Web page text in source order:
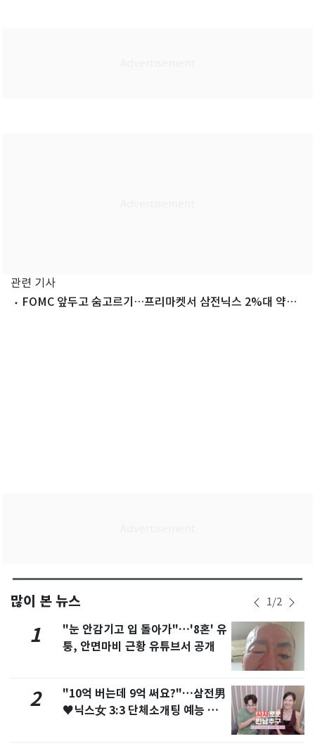
관련 기사
FOMC 앞두고 숨고르기…프리마켓서 삼전닉스 2%대 약세·
많이 본 뉴스 1/2
1
"눈 안감기고 입 돌아가"…'8혼' 유
퉁, 안면마비 근황 유튜브서 공개
2
"10억 버는데 9억 써요?"…삼전男
♥닉스女 3:3 단체소개팅 예능 화